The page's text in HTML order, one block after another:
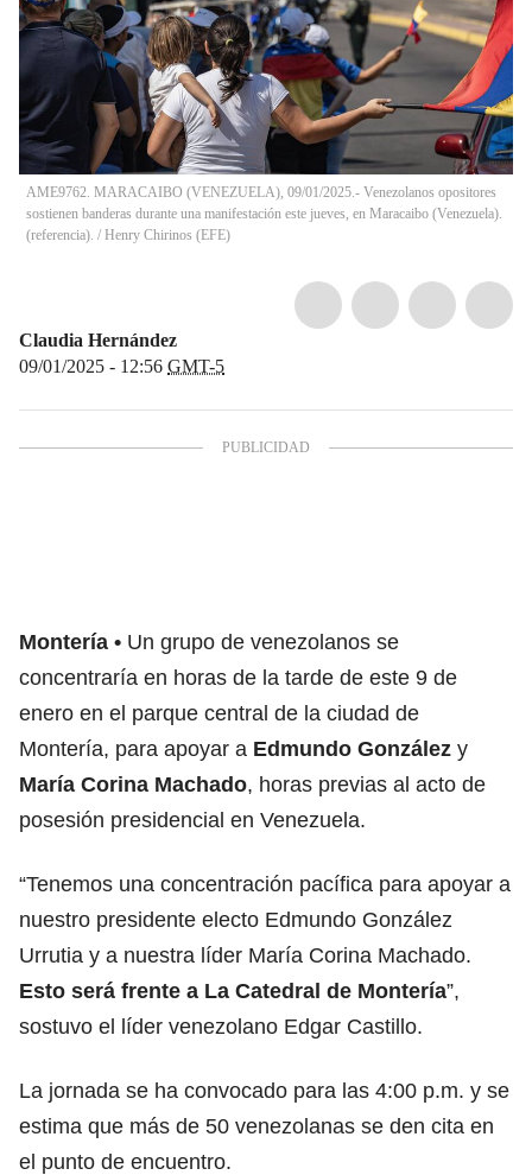
AME9762. MARACAIBO (VENEZUELA), 09/01/2025.- Venezolanos opositores
sostienen banderas durante una manifestación este jueves, en Maracaibo (Venezuela).
(referencia). / Henry Chirinos (EFE)
Claudia Hernández
09/01/2025 - 12:56 GMT-5
Montería
Un grupo de venezolanos se
concentraría en horas de la tarde de este 9 de
enero en el parque central de la ciudad de
Montería, para apoyar a Edmundo González y
María Corina Machado, horas previas al acto de
posesión presidencial en Venezuela.
“Tenemos una concentración pacífica para apoyar a
nuestro presidente electo Edmundo González
Urrutia y a nuestra líder María Corina Machado.
Esto será frente a La Catedral de Montería”,
sostuvo el líder venezolano Edgar Castillo.
La jornada se ha convocado para las 4:00 p.m. y se
estima que más de 50 venezolanas se den cita en
el punto de encuentro.